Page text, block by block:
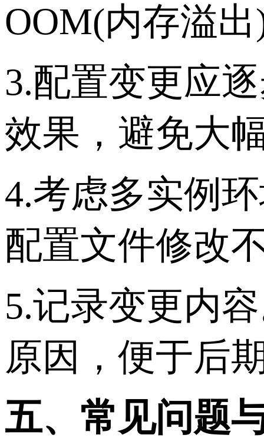
OOM(内存溢
3.配置变更应
效果，避免大
4.考虑多实例
配置文件修改
5.记录变更内
原因，便于后
五、常见问题